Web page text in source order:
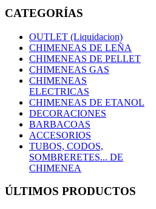
CATEGORÍAS
OUTLET (Liquidacion)
CHIMENEAS DE LEÑA
CHIMENEAS DE PELLET
CHIMENEAS GAS
CHIMENEAS
ELECTRICAS
CHIMENEAS DE ETANOL
DECORACIONES
BARBACOAS
ACCESORIOS
TUBOS, CODOS,
SOMBRERETES... DE
CHIMENEA
ÚLTIMOS PRODUCTOS